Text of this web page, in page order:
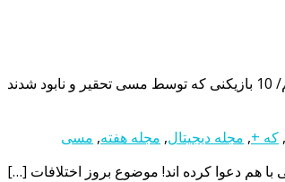
, که +, مجله دیجیتال, مجله هفته, مسی
دعوا کرده اند! موضوع بروز اختلافات […]